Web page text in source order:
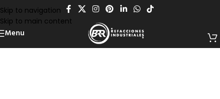
Skip to navigation
Skip to main content
Menu